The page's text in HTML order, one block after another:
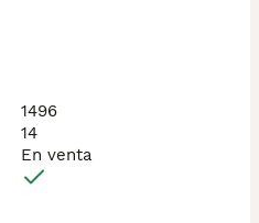
1496
14
En venta